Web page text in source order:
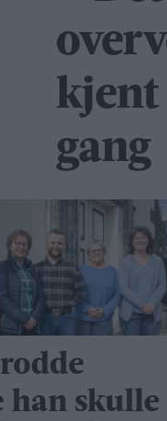
kjent
gang
han skulle